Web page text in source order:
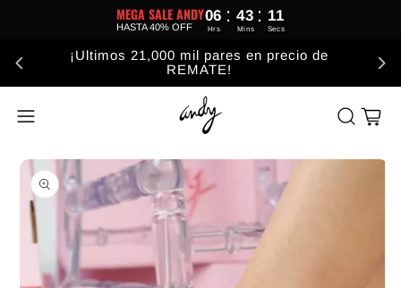
MEGA SALE ANDY
HASTA 40% OFF
06 : 43 : 10
Hrs Mins Secs
¡Ultimos 21,000 mil pares en precio de
REMATE!
Carrito
Abrir elemento multimedia 1 en una ventana modal